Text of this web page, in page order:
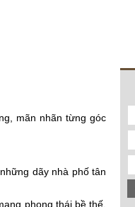
mãn nhãn từng góc
dãy nhà phố tân
phong thái bề thế,